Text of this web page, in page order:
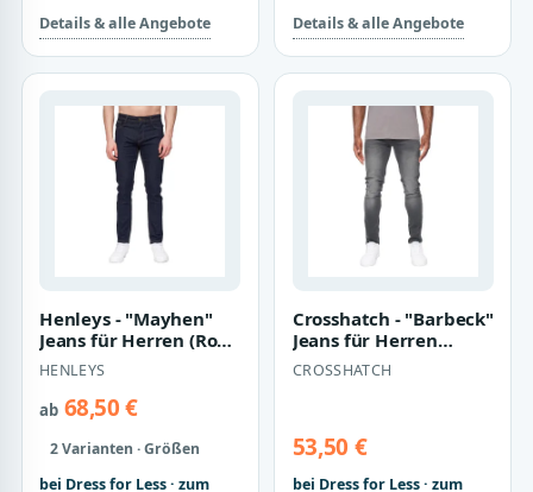
Details & alle Angebote
Details & alle Angebote
Henleys - "Mayhen"
Jeans für Herren (Rohe
Wäsche)
HENLEYS
ab68,50 €
2 Varianten · Größen
bei Dress for Less · zum
Crosshatch - "Barbeck"
Jeans für Herren
(Hellgraue Wäsche)
CROSSHATCH
53,50 €
bei Dress for Less · zum